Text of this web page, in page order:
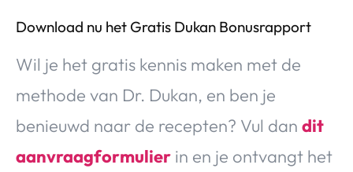
Download nu het Gratis Dukan Bonusrapport
Wil je het gratis kennis maken met de
methode van Dr. Dukan, en ben je
benieuwd naar de recepten? Vul dan dit
aanvraagformulier in en je ontvangt het